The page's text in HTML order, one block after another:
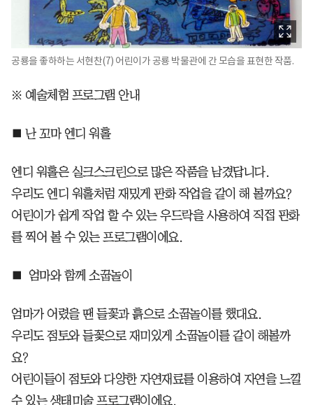
공룡을 좋하하는 서현찬(7) 어린이가 공룡 박물관에 간 모습을 표현한 작품.
※ 예술체험 프로그램 안내
■ 난 꼬마 엔디 워홀
엔디 워홀은 실크스크린으로 많은 작품을 남겼답니다.
우리도 엔디 워홀처럼 재밌게 판화 작업을 같이 해 볼까요?
어린이가 쉽게 작업 할 수 있는 우드락을 사용하여 직접 판화
를 찍어 볼 수 있는 프로그램이에요.
■ 엄마와 함께 소꿉놀이
엄마가 어렸을 땐 들꽃과 흙으로 소꿉놀이를 했대요.
우리도 점토와 들꽃으로 재미있게 소꿉놀이를 같이 해볼까
요?
어린이들이 점토와 다양한 자연재료를 이용하여 자연을 느낄
수 있는 생태미술 프로그램이에요.